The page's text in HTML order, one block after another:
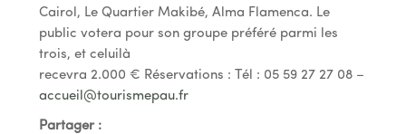
Cairol, Le Quartier Makibé, Alma Flamenca. Le
public votera pour son groupe préféré parmi les
trois, et celuilà
recevra 2.000 € Réservations : Tél : 05 59 27 27 08 –
accueil@tourismepau.fr
Partager :